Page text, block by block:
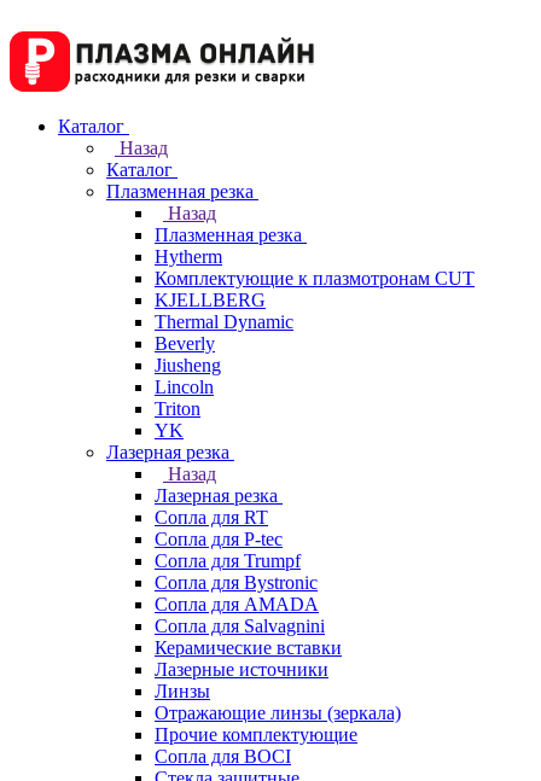
Каталог
Назад
Каталог
Плазменная резка
Назад
Плазменная резка
Hytherm
Комплектующие к плазмотронам CUT
KJELLBERG
Thermal Dynamic
Beverly
Jiusheng
Lincoln
Triton
YK
Лазерная резка
Назад
Лазерная резка
Сопла для RT
Сопла для P-tec
Сопла для Trumpf
Сопла для Bystronic
Сопла для AMADA
Сопла для Salvagnini
Керамические вставки
Лазерные источники
Линзы
Отражающие линзы (зеркала)
Прочие комплектующие
Сопла для BOCI